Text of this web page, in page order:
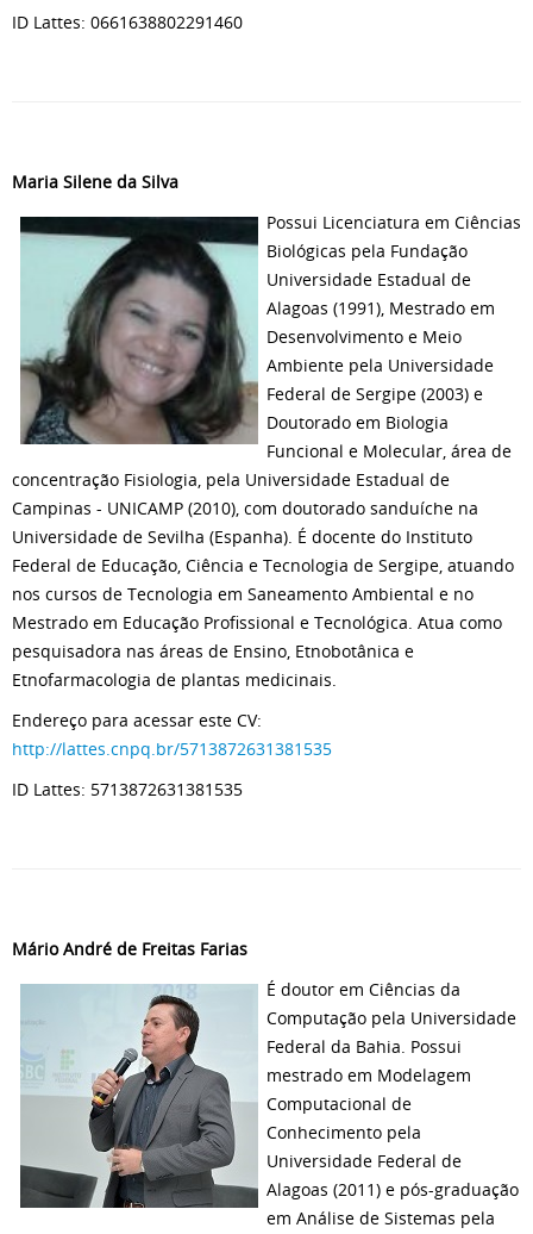
ID Lattes: 0661638802291460
Maria Silene da Silva
Possui Licenciatura em Ciências
Biológicas pela Fundação
Universidade Estadual de
Alagoas (1991), Mestrado em
Desenvolvimento e Meio
Ambiente pela Universidade
Federal de Sergipe (2003) e
Doutorado em Biologia
Funcional e Molecular, área de
concentração Fisiologia, pela Universidade Estadual de
Campinas - UNICAMP (2010), com doutorado sanduíche na
Universidade de Sevilha (Espanha). É docente do Instituto
Federal de Educação, Ciência e Tecnologia de Sergipe, atuando
nos cursos de Tecnologia em Saneamento Ambiental e no
Mestrado em Educação Profissional e Tecnológica. Atua como
pesquisadora nas áreas de Ensino, Etnobotânica e
Etnofarmacologia de plantas medicinais.
Endereço para acessar este CV:
http://lattes.cnpq.br/5713872631381535
ID Lattes: 5713872631381535
Mário André de Freitas Farias
É doutor em Ciências da
Computação pela Universidade
Federal da Bahia. Possui
mestrado em Modelagem
Computacional de
Conhecimento pela
Universidade Federal de
Alagoas (2011) e pós-graduação
em Análise de Sistemas pela